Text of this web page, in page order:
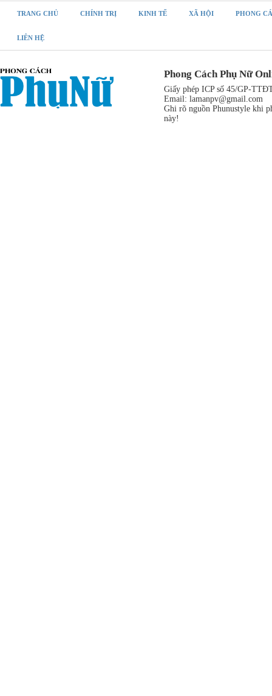
TRANG CHỦ CHÍNH TRỊ KINH TẾ XÃ HỘI PHONG
LIÊN HỆ
Phong Cách Phụ Nữ
Giấy phép ICP số 45/GP-
Email: lamanpv@gmail.com
Ghi rõ nguồn Phunustyle khi
này!